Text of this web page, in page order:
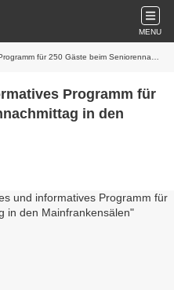
MENU
Gäste beim Seniorennachmittag in den Mainfrankensälen
Programm für
in den